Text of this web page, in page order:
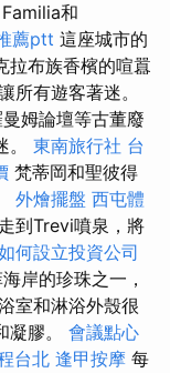
Familia和
薦ptt 這座城市的
拉布族香檳的喧囂
所有遊客著迷。
姆論壇等古董廢
。 東南旅行社 台
梵蒂岡和聖彼得
外燴擺盤 西屯體
到Trevi噴泉，將
何設立投資公司
岸的珍珠之一，
室和淋浴外殼很
凝膠。 會議點心
台北 逢甲按摩 每